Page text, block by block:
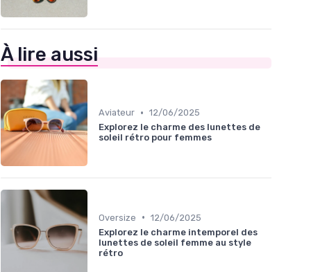
À lire aussi
Aviateur • 12/06/2025
Explorez le charme des lunettes de
soleil rétro pour femmes
Oversize • 12/06/2025
Explorez le charme intemporel des
lunettes de soleil femme au style
rétro